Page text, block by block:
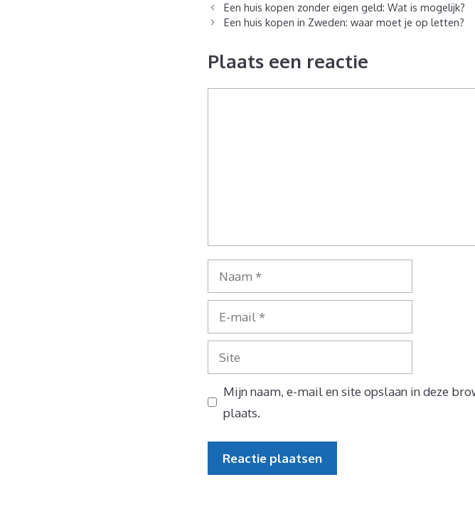
Een huis kopen zonder eigen geld: Wat is mogelijk?
Een huis kopen in Zweden: waar moet je op letten?
Plaats een reactie
Naam
mail
Site
Mijn naam, e-mail en site opslaan in deze
plaats.